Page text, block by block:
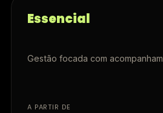
Essencial
Gestão focada com
A PARTIR DE